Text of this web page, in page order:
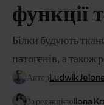
функції
Білки будують
патогенів, а також
АвторLudwik
За редакцієюIlona